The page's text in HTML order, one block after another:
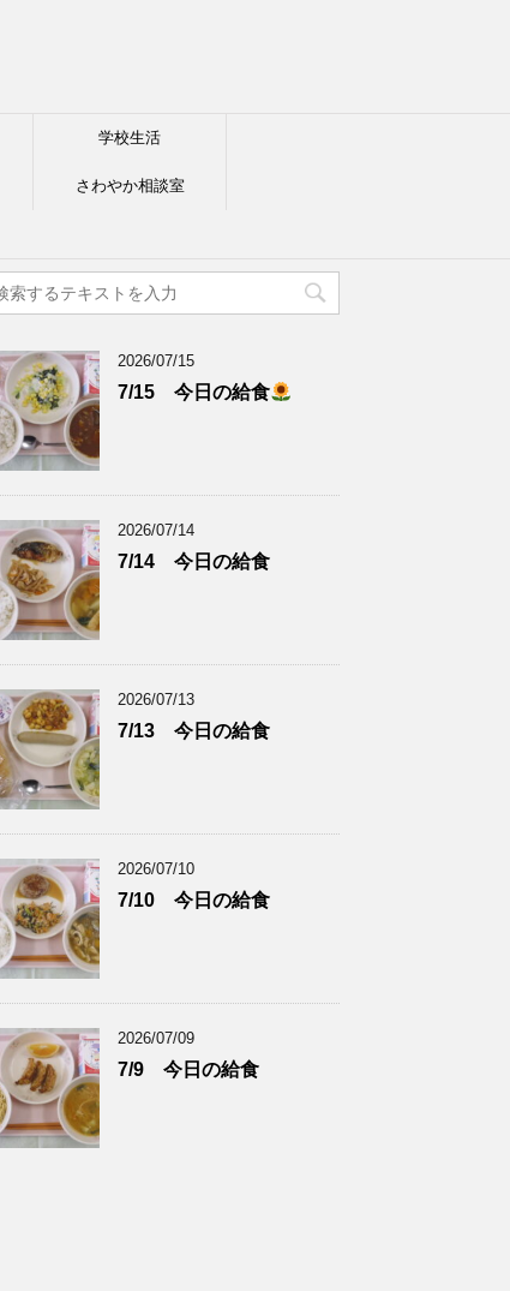
学校生活
さわやか相談室
2026/07/15
7/15 今日の給食
2026/07/14
7/14 今日の給食
2026/07/13
7/13 今日の給食
2026/07/10
7/10 今日の給食
2026/07/09
7/9 今日の給食